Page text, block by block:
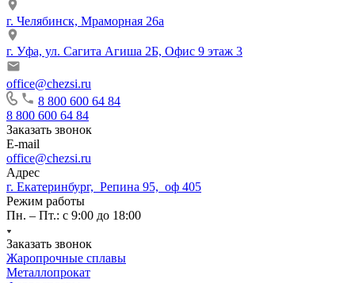
г. Челябинск, Мраморная 26а
г. Уфа, ул. Сагита Агиша 2Б, Офис 9 этаж 3
office@chezsi.ru
8 800 600 64 84
8 800 600 64 84
Заказать звонок
E-mail
office@chezsi.ru
Адрес
г. Екатеринбург, Репина 95, оф 405
Режим работы
Пн. – Пт.: с 9:00 до 18:00
Заказать звонок
Жаропрочные сплавы
Металлопрокат